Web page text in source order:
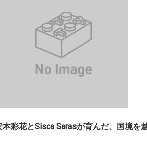
本彩花とSisca Sarasが育んだ、国境を